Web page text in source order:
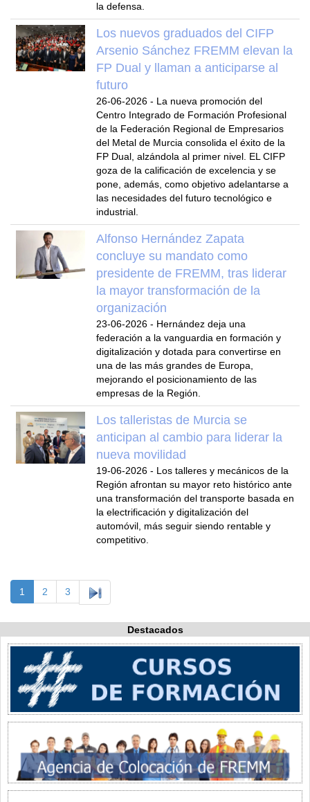
la defensa.
Los nuevos graduados del CIFP
Arsenio Sánchez FREMM elevan la
FP Dual y llaman a anticiparse al
futuro
26-06-2026 - La nueva promoción del
Centro Integrado de Formación Profesional
de la Federación Regional de Empresarios
del Metal de Murcia consolida el éxito de la
FP Dual, alzándola al primer nivel. EL CIFP
goza de la calificación de excelencia y se
pone, además, como objetivo adelantarse a
las necesidades del futuro tecnológico e
industrial.
Alfonso Hernández Zapata
concluye su mandato como
presidente de FREMM, tras liderar
la mayor transformación de la
organización
23-06-2026 - Hernández deja una
federación a la vanguardia en formación y
digitalización y dotada para convertirse en
una de las más grandes de Europa,
mejorando el posicionamiento de las
empresas de la Región.
Los talleristas de Murcia se
anticipan al cambio para liderar la
nueva movilidad
19-06-2026 - Los talleres y mecánicos de la
Región afrontan su mayor reto histórico ante
una transformación del transporte basada en
la electrificación y digitalización del
automóvil, más seguir siendo rentable y
competitivo.
1 2 3
Destacados